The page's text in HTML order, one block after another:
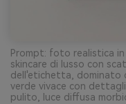
Prompt: foto realistica
skincare di lusso con
dell'etichetta, dominato
verde vivace con
pulito, luce diffusa